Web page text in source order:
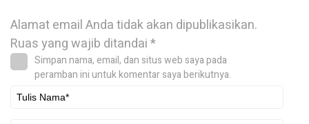
Alamat email Anda tidak akan dipublikasikan.
Ruas yang wajib ditandai*
Simpan nama, email, dan situs web saya pada
peramban ini untuk komentar saya berikutnya.